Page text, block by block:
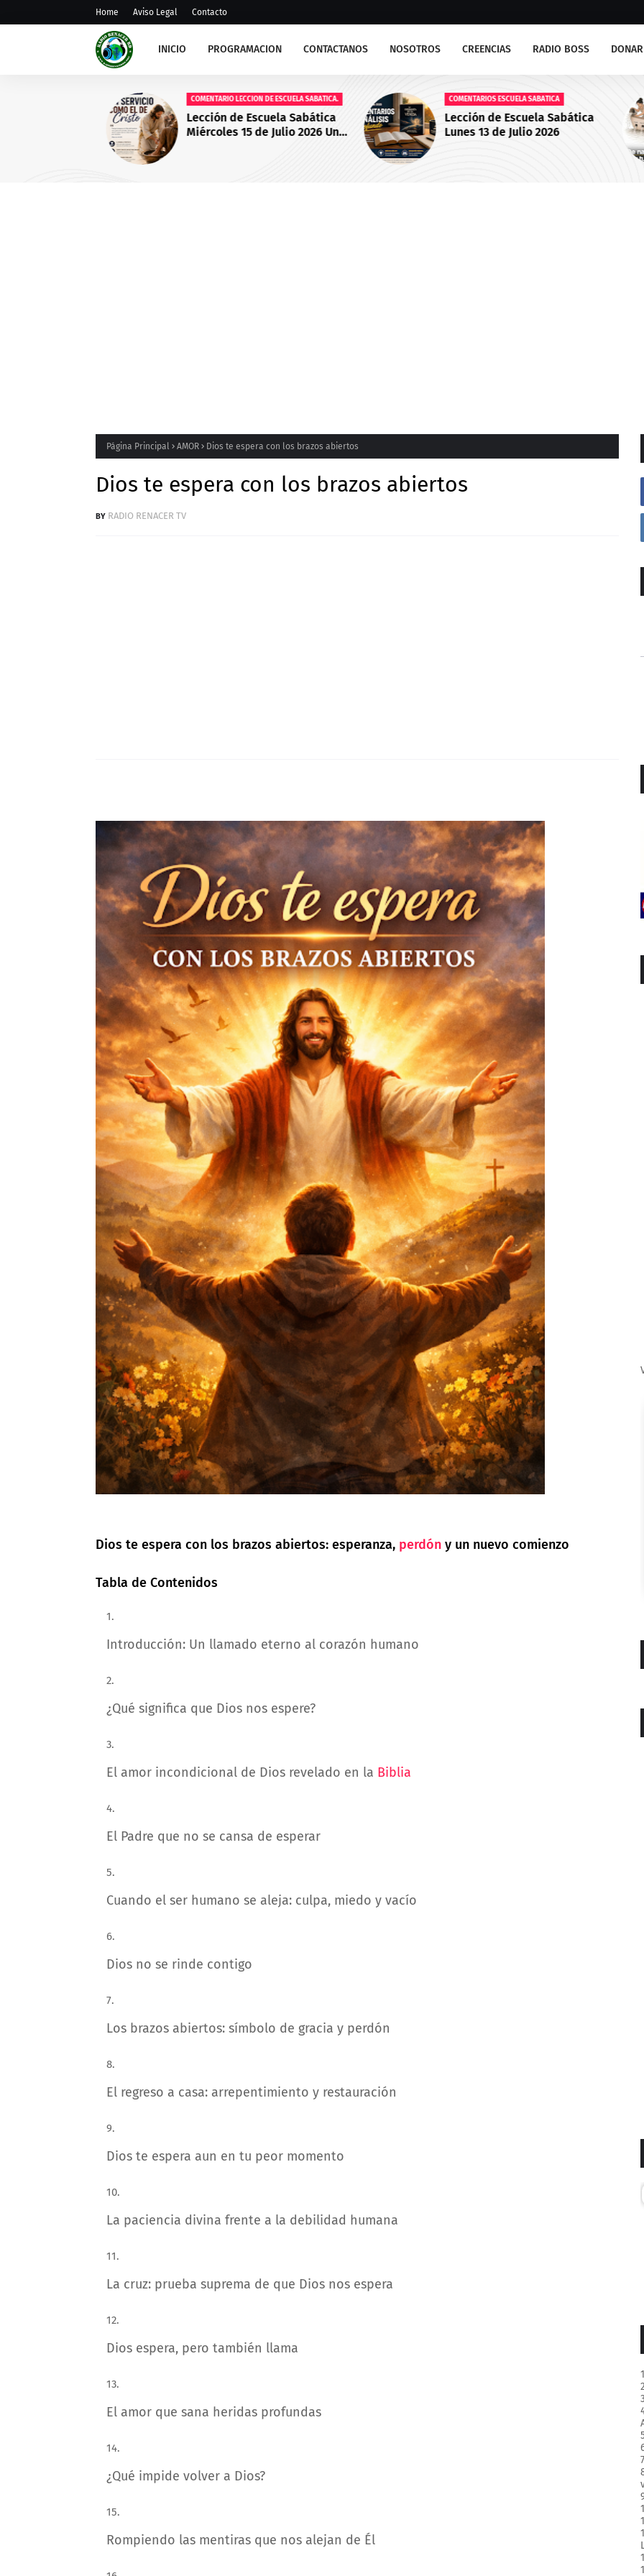
Home Aviso Legal Contacto
INICIO PROGRAMACION CONTACTANOS NOSOTROS CREENCIAS RADIO BOSS DONAR
COMENTARIO LECCION DE ESCUELA SABATICA.
Lección de Escuela Sabática
Miércoles 15 de Julio 2026 Un
Servicio Como el de Cristo
COMENTARIOS ESCUELA SABATICA
Lección de Escuela Sabática
Lunes 13 de Julio 2026
Página Principal AMOR Dios te espera con los brazos abiertos
Dios te espera con los brazos abiertos
RADIO RENACER TV
Dios te espera con los brazos abiertos: esperanza, perdón y un nuevo comienzo
Tabla de Contenidos
Introducción: Un llamado eterno al corazón humano
¿Qué significa que Dios nos espere?
El amor incondicional de Dios revelado en la Biblia
El Padre que no se cansa de esperar
Cuando el ser humano se aleja: culpa, miedo y vacío
Dios no se rinde contigo
Los brazos abiertos: símbolo de gracia y perdón
El regreso a casa: arrepentimiento y restauración
Dios te espera aun en tu peor momento
La paciencia divina frente a la debilidad humana
La cruz: prueba suprema de que Dios nos espera
Dios espera, pero también llama
El amor que sana heridas profundas
¿Qué impide volver a Dios?
Rompiendo las mentiras que nos alejan de Él